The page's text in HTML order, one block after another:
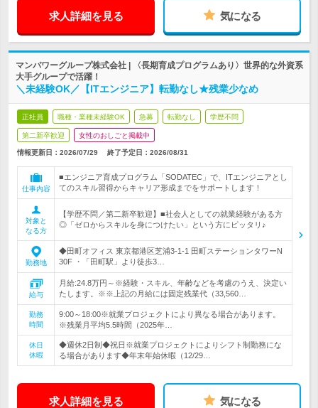
求人詳細を見る 気になる
マンパワーグループ株式会社 | 〈長期育成プログラムあり〉世界的な外資系
大手グループで活躍！
＼未経験OK／【ITエンジニア】転勤なし★残業少なめ
正社員 職種・業種未経験OK 急募 転勤なし 学歴不問
第二新卒歓迎 女性のおしごと掲載中
情報更新日：2026/07/29 終了予定日： 2026/08/31
仕事内容
■エンジニア育成プログラム「SODATEC」で、ITエンジニアとし
てのスキル習得からキャリア形成までをサポートします！
対象と
なる方
【学歴不問／第二新卒歓迎】■社会人としての就業経験がある方
◎「ゼロからスキルを身につけたい」という方にピッタリ♪
勤務地
◆田町オフィス 東京都港区芝浦3-1-1 田町ステーションタワーN
30F ・「田町駅」より徒歩3…
給与
月給:24.8万円～※経験・スキル、年齢などを考慮のうえ、決定い
たします。※※上記の月給には固定残業代（33,560…
勤務
時間
9:00～18:00※就業プロジェクトにより異なる場合があります。
※残業月平均5.5時間（2025年…
休日
休暇
◆週休2日制◆祝日※就業プロジェクトによりシフト制勤務にな
る場合があります◆年末年始休暇（12/29…
求人詳細を見る 気になる